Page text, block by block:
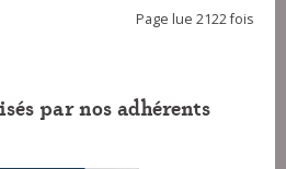
Page lue 2122 fois
par nos adhérents